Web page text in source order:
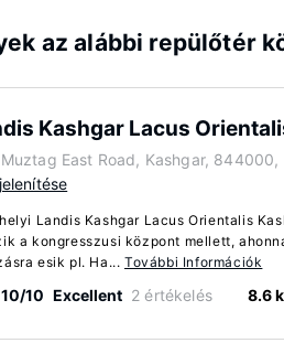
az alábbi repülőtér
Kashgar Lacus
East Road, Kashgar, 844000,
Landis Kashgar Lacus Orientalis
a kongresszusi központ mellett,
esik pl. Ha... További Információk
10/10 Excellent 2 értékelés 8.6